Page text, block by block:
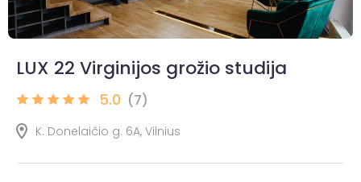
LUX 22 Virginijos grožio studija
5.0 (7)
K. Donelaičio g. 6A, Vilnius